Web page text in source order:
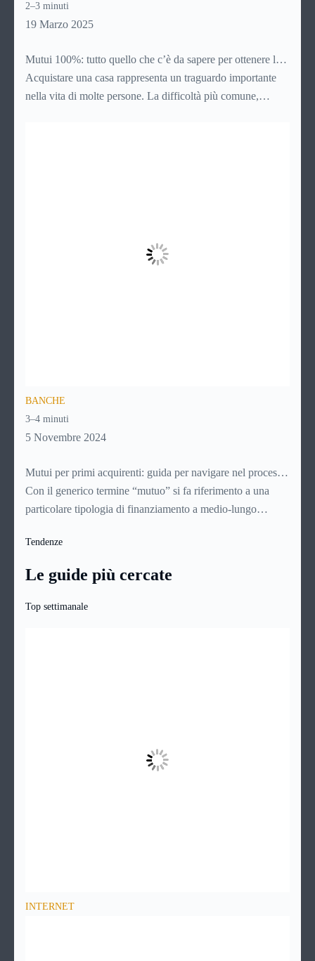
2–3 minuti
19 Marzo 2025
Mutui 100%: tutto quello che c’è da sapere per ottenere la
casa dei tuoi sogni
Acquistare una casa rappresenta un traguardo importante
nella vita di molte persone. La difficoltà più comune,
BANCHE
3–4 minuti
5 Novembre 2024
Mutui per primi acquirenti: guida per navigare nel processo
di acquisto della casa
Con il generico termine “mutuo” si fa riferimento a una
particolare tipologia di finanziamento a medio-lungo
anni). Si tratta di norma di un contratto a titolo oneroso: il
capitale richiesto, ma anche una certa quota a titolo di
interessi e altre spese.
Tendenze
Le guide più cercate
Top settimanale
INTERNET